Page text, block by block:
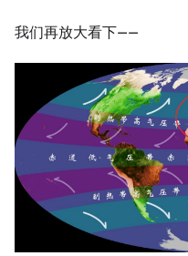
我们再放大看下——